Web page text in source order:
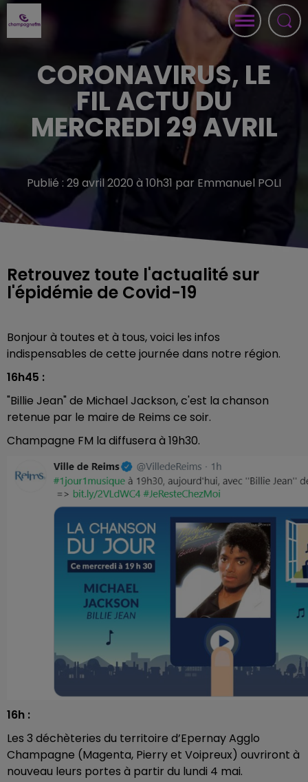
CORONAVIRUS, LE
FIL ACTU DU
MERCREDI 29 AVRIL
Publié : 29 avril 2020 à 10h31 par Emmanuel POLI
Retrouvez toute l'actualité sur
l'épidémie de Covid-19
Bonjour à toutes et à tous, voici les infos
indispensables de cette journée dans notre région.
16h45 :
"Billie Jean" de Michael Jackson, c'est la chanson
retenue par le maire de Reims ce soir.
Champagne FM la diffusera à 19h30.
16h :
Les 3 déchèteries du territoire d’Epernay Agglo
Champagne (Magenta, Pierry et Voipreux) ouvriront à
nouveau leurs portes à partir du lundi 4 mai.